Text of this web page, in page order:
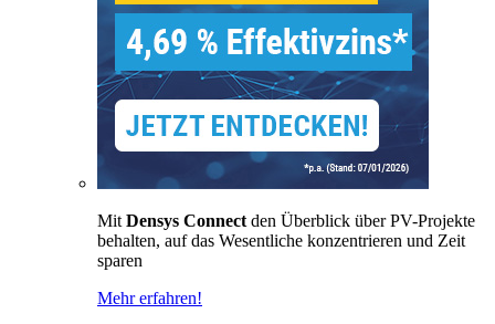
Mit Densys Connect den Überblick über PV-Projekte
behalten, auf das Wesentliche konzentrieren und Zeit
sparen
Mehr erfahren!